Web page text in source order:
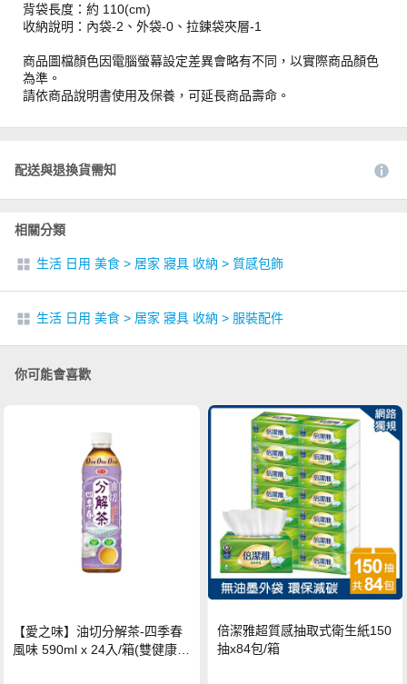
背袋長度：約 110(cm)
收納說明：內袋-2、外袋-0、拉鍊袋夾層-1
商品圖檔顏色因電腦螢幕設定差異會略有不同，以實際商品顏色
為準。
請依商品說明書使用及保養，可延長商品壽命。
配送與退換貨需知
相關分類
生活 日用 美食 > 居家 寢具 收納 > 質感包飾
生活 日用 美食 > 居家 寢具 收納 > 服裝配件
你可能會喜歡
【愛之味】油切分解茶-四季春
風味 590ml x 24入/箱(雙健康認
倍潔雅超質感抽取式衛生紙150
抽x84包/箱